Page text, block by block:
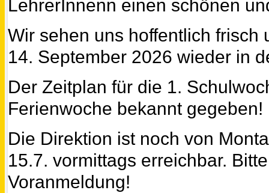
LehrerInnenn einen schönen
Wir sehen uns hoffentlich frisch
14. September 2026 wieder in
Der Zeitplan für die 1.
Ferienwoche bekannt gegeben!
Die Direktion ist noch von
15.7. vormittags erreichbar.
Voranmeldung!